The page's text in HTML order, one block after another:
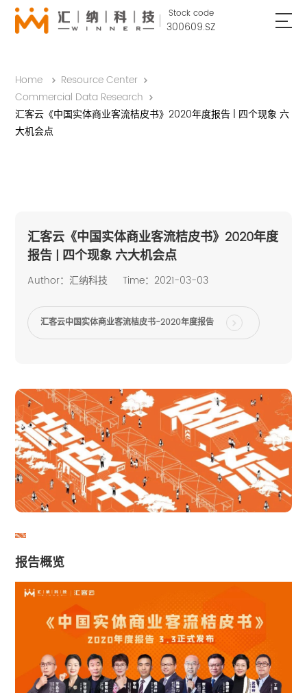
Stock code
300609.SZ
Home
Resource Center
Commercial Data Research
汇客云《中国实体商业客流桔皮书》2020年度报告 | 四个现象 六
大机会点
报告概览
汇客云《中国实体商业客流桔皮书》2020年度
报告 | 四个现象 六大机会点
Author：汇纳科技 Time：2021-03-03
汇客云中国实体商业客流桔皮书-2020年度报告